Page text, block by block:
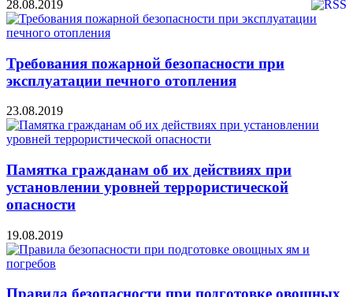
28.08.2019
Требования пожарной безопасности при
эксплуатации печного отопления
23.08.2019
Памятка гражданам об их действиях при
установлении уровней террористической
опасности
19.08.2019